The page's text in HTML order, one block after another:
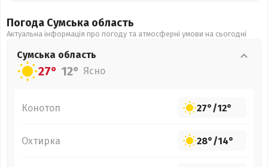
Погода Сумська область
Актуальна інформація про погоду та атмосферні умови на сьогодні
Сумська область
27° 12° Ясно
Конотоп 27°/12°
Охтирка 28°/14°